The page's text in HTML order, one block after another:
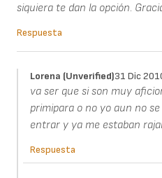
siquiera te dan la opción.
Respuesta
Lorena (unverified)31 Dic
va ser que si son muy
primipara o no yo aun no
entrar y ya me estaban
Respuesta